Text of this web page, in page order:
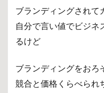
ブランディングされて
自分で言い値でビジネ
るけど
ブランディングをおろ
競合と価格くらべられ